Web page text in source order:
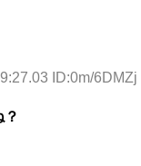
ID:0m/6DMZj